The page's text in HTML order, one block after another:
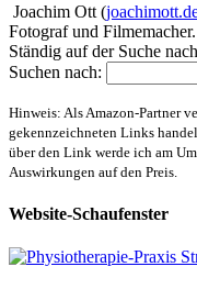
Joachim Ott (
Fotograf und
Ständig auf der Suche
Suchen nach:
Hinweis: Als Amazon-Partner
gekennzeichneten Links
über den Link werde ich am
Auswirkungen auf den Preis.
Website-Schaufenster